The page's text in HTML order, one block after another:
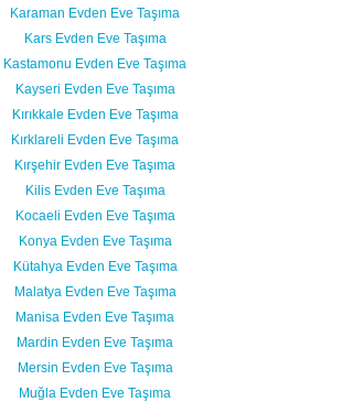
Karaman Evden Eve Taşıma
Kars Evden Eve Taşıma
Kastamonu Evden Eve Taşıma
Kayseri Evden Eve Taşıma
Kırıkkale Evden Eve Taşıma
Kırklareli Evden Eve Taşıma
Kırşehir Evden Eve Taşıma
Kilis Evden Eve Taşıma
Kocaeli Evden Eve Taşıma
Konya Evden Eve Taşıma
Kütahya Evden Eve Taşıma
Malatya Evden Eve Taşıma
Manisa Evden Eve Taşıma
Mardin Evden Eve Taşıma
Mersin Evden Eve Taşıma
Muğla Evden Eve Taşıma